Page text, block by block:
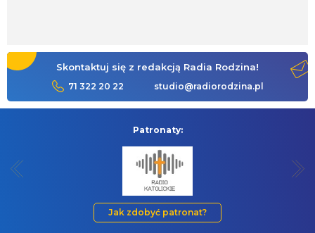
Skontaktuj się z redakcją Radia Rodzina!
71 322 20 22 studio@radiorodzina.pl
Patronaty:
Jak zdobyć patronat?